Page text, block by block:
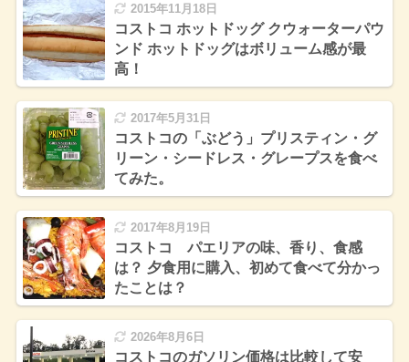
2015年11月18日
コストコ ホットドッグ クウォーターパウ
ンド ホットドッグはボリューム感が最
高！
2017年5月31日
コストコの「ぶどう」プリスティン・グ
リーン・シードレス・グレープスを食べ
てみた。
2017年8月19日
コストコ パエリアの味、香り、食感
は？ 夕食用に購入、初めて食べて分かっ
たことは？
2026年8月6日
コストコのガソリン価格は比較して安